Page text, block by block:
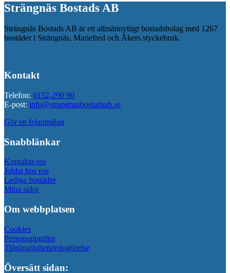
Strängnäs Bostads AB
Strängnäs Bostads AB är ett allmännyttigt bostadsbolag med 1267
bostäder i Strängnäs, Mariefred och Åkers styckebruk.
Kontakt
Telefon: 0152-290 90
E-post: info@strangnasbostadsab.se
Gör en felanmälan
Snabblänkar
Kontakta oss
Jobba hos oss
Lediga bostäder
Mina sidor
Om webbplatsen
Cookies
Personuppgifter
Tillgänglighetsredogörelse
Översätt sidan: